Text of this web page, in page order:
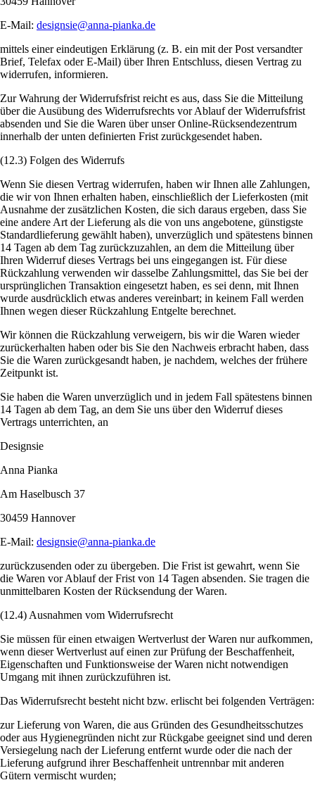
E-Mail: designsie@anna-pianka.de
mittels einer eindeutigen Erklärung (z. B. ein mit der Post versandter
Brief, Telefax oder E-Mail) über Ihren Entschluss, diesen Vertrag zu
widerrufen, informieren.
Zur Wahrung der Widerrufsfrist reicht es aus, dass Sie die Mitteilung
über die Ausübung des Widerrufsrechts vor Ablauf der Widerrufsfrist
absenden und Sie die Waren über unser Online-Rücksendezentrum
innerhalb der unten definierten Frist zurückgesendet haben.
(12.3) Folgen des Widerrufs
Wenn Sie diesen Vertrag widerrufen, haben wir Ihnen alle Zahlungen,
die wir von Ihnen erhalten haben, einschließlich der Lieferkosten (mit
Ausnahme der zusätzlichen Kosten, die sich daraus ergeben, dass Sie
eine andere Art der Lieferung als die von uns angebotene, günstigste
Standardlieferung gewählt haben), unverzüglich und spätestens binnen
14 Tagen ab dem Tag zurückzuzahlen, an dem die Mitteilung über
Ihren Widerruf dieses Vertrags bei uns eingegangen ist. Für diese
Rückzahlung verwenden wir dasselbe Zahlungsmittel, das Sie bei der
ursprünglichen Transaktion eingesetzt haben, es sei denn, mit Ihnen
wurde ausdrücklich etwas anderes vereinbart; in keinem Fall werden
Ihnen wegen dieser Rückzahlung Entgelte berechnet.
Wir können die Rückzahlung verweigern, bis wir die Waren wieder
zurückerhalten haben oder bis Sie den Nachweis erbracht haben, dass
Sie die Waren zurückgesandt haben, je nachdem, welches der frühere
Zeitpunkt ist.
Sie haben die Waren unverzüglich und in jedem Fall spätestens binnen
14 Tagen ab dem Tag, an dem Sie uns über den Widerruf dieses
Vertrags unterrichten, an
Designsie
Anna Pianka
Am Haselbusch 37
30459 Hannover
E-Mail: designsie@anna-pianka.de
zurückzusenden oder zu übergeben. Die Frist ist gewahrt, wenn Sie
die Waren vor Ablauf der Frist von 14 Tagen absenden. Sie tragen die
unmittelbaren Kosten der Rücksendung der Waren.
(12.4) Ausnahmen vom Widerrufsrecht
Sie müssen für einen etwaigen Wertverlust der Waren nur aufkommen,
wenn dieser Wertverlust auf einen zur Prüfung der Beschaffenheit,
Eigenschaften und Funktionsweise der Waren nicht notwendigen
Umgang mit ihnen zurückzuführen ist.
Das Widerrufsrecht besteht nicht bzw. erlischt bei folgenden Verträgen:
zur Lieferung von Waren, die aus Gründen des Gesundheitsschutzes
oder aus Hygienegründen nicht zur Rückgabe geeignet sind und deren
Versiegelung nach der Lieferung entfernt wurde oder die nach der
Lieferung aufgrund ihrer Beschaffenheit untrennbar mit anderen
Gütern vermischt wurden;